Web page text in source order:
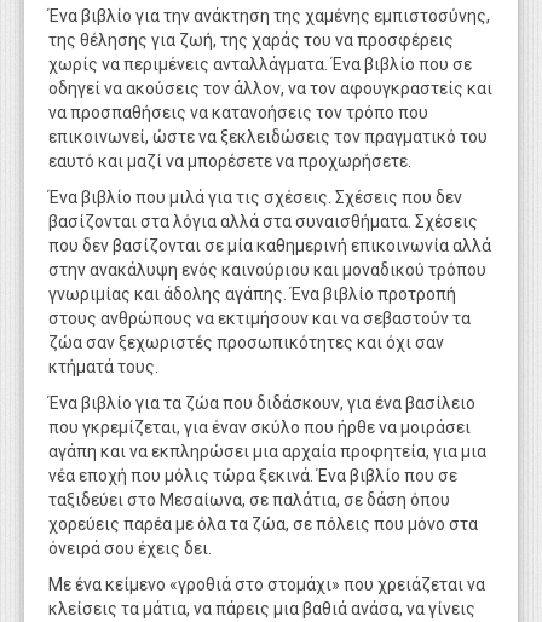
Ένα βιβλίο για την ανάκτηση της χαμένης εμπιστοσύνης,
της θέλησης για ζωή, της χαράς του να προσφέρεις
χωρίς να περιμένεις ανταλλάγματα. Ένα βιβλίο που σε
οδηγεί να ακούσεις τον άλλον, να τον αφουγκραστείς και
να προσπαθήσεις να κατανοήσεις τον τρόπο που
επικοινωνεί, ώστε να ξεκλειδώσεις τον πραγματικό του
εαυτό και μαζί να μπορέσετε να προχωρήσετε.
Ένα βιβλίο που μιλά για τις σχέσεις. Σχέσεις που δεν
βασίζονται στα λόγια αλλά στα συναισθήματα. Σχέσεις
που δεν βασίζονται σε μία καθημερινή επικοινωνία αλλά
στην ανακάλυψη ενός καινούριου και μοναδικού τρόπου
γνωριμίας και άδολης αγάπης. Ένα βιβλίο προτροπή
στους ανθρώπους να εκτιμήσουν και να σεβαστούν τα
ζώα σαν ξεχωριστές προσωπικότητες και όχι σαν
κτήματά τους.
Ένα βιβλίο για τα ζώα που διδάσκουν, για ένα βασίλειο
που γκρεμίζεται, για έναν σκύλο που ήρθε να μοιράσει
αγάπη και να εκπληρώσει μια αρχαία προφητεία, για μια
νέα εποχή που μόλις τώρα ξεκινά. Ένα βιβλίο που σε
ταξιδεύει στο Μεσαίωνα, σε παλάτια, σε δάση όπου
χορεύεις παρέα με όλα τα ζώα, σε πόλεις που μόνο στα
όνειρά σου έχεις δει.
Με ένα κείμενο «γροθιά στο στομάχι» που χρειάζεται να
κλείσεις τα μάτια, να πάρεις μια βαθιά ανάσα, να γίνεις